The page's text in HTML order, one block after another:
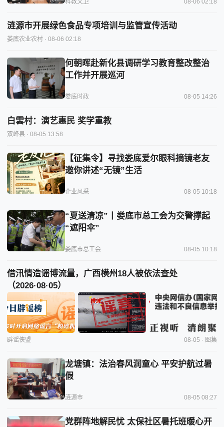
科教文卫 08-06 02:18
涟源市开展绿色食品专项培训与监管宣传活动
娄底农业农村 · 08-06 02:18
何朝晖赴新化县调研学习教育整改整治
工作并开展巡河
娄底时政 08-05 14:26
白雲村：演艺惠民 奖学重教
双峰县 · 08-05 13:58
【征集令】寻找娄底爱尔眼科摘镜老友
邀你讲述“无镜”生活
企业风采 08-05 10:18
“夏送清凉”丨娄底市总工会为交警撑起
“遮阳伞”
娄底市总工会 08-05 10:18
借汛情造谣博流量，广西横州18人被依法查处
（2026·08·05）
辟谣侠盟 08-05 · 图集
龙塘镇：法治春风润童心 平安护航过暑
假
涟源市 08-05 08:27
党群阵地解民忧 太保社区暑托班暖心开